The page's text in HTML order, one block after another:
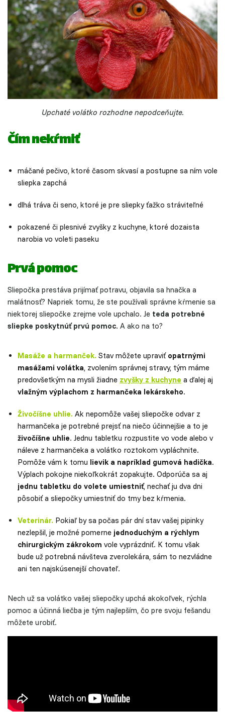
Upchaté volátko rozhodne nepodceňujte.
Čím nekŕmiť
máčané pečivo, ktoré časom skvasí a postupne sa ním vole
sliepka zapchá
dlhá tráva či seno, ktoré je pre sliepky ťažko stráviteľné
pokazené či plesnivé zvyšky z kuchyne, ktoré dozaista
narobia vo voleti paseku
Prvá pomoc
Sliepočka prestáva prijímať potravu, objavila sa hnačka a
malátnosť? Napriek tomu, že ste používali správne kŕmenie sa
niektorej sliepočke zrejme vole upchalo. Je teda potrebné
sliepke poskytnúť prvú pomoc. A ako na to?
Masáže a harmanček. Stav môžete upraviť opatrnými
masážami volátka, zvolením správnej stravy, tým máme
predovšetkým na mysli žiadne zvyšky z kuchyne a ďalej aj
vlažným výplachom z harmančeka lekárskeho.
Živočíšne uhlie. Ak nepomôže vašej sliepočke odvar z
harmančeka je potrebné prejsť na niečo účinnejšie a to je
živočíšne uhlie. Jednu tabletku rozpustite vo vode alebo v
náleve z harmančeka a volátko roztokom vypláchnite.
Pomôže vám k tomu lievik a napríklad gumová hadička.
Výplach pokojne niekoľkokrát zopakujte. Odporúča sa aj
jednu tabletku do volete umiestniť, nechať ju dva dni
pôsobiť a sliepočky umiestniť do tmy bez kŕmenia.
Veterinár. Pokiaľ by sa počas pár dní stav vašej pipinky
nezlepšil, je možné pomerne jednoduchým a rýchlym
chirurgickým zákrokom vole vyprázdniť. K tomu však
bude už potrebná návšteva zverolekára, sám to nezvládne
ani ten najskúsenejší chovateľ.
Nech už sa volátko vašej sliepočky upchá akokoľvek, rýchla
pomoc a účinná liečba je tým najlepším, čo pre svoju fešandu
môžete urobiť.